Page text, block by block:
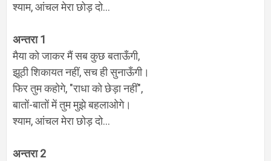
श्याम,आंचल मेरा छोड़ दो...
अन्तरा1
मैया को जाकर मैं सब कुछ बताऊँगी,
झूठी शिकायत नहीं,सच ही सुनाऊँगी।
फिर तुम कहोगे, "राधा को छेड़ा नहीं",
बातों-बातों में तुम मुझे बहलाओगे।
श्याम,आंचल मेरा छोड़ दो...
अन्तरा2